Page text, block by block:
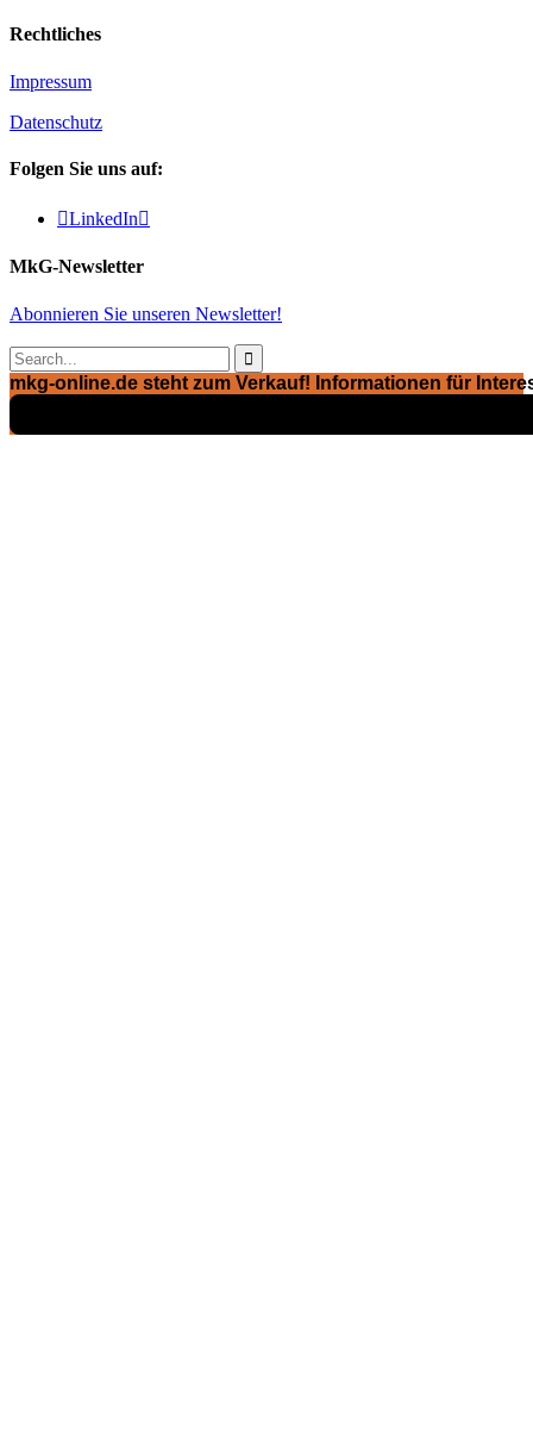
Rechtliches
Impressum
Datenschutz
Folgen Sie uns auf:
LinkedIn
MkG-Newsletter
Abonnieren Sie unseren Newsletter!

mkg-online.de steht zum Verkauf! Informationen für